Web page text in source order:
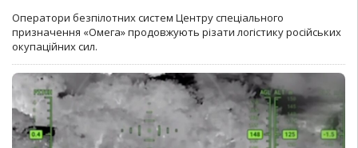
Оператори безпілотних систем Центру спеціального
призначення «Омега» продовжують різати логістику російських
окупаційних сил.